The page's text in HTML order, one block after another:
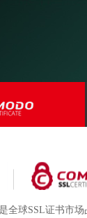
全球SSL证书市